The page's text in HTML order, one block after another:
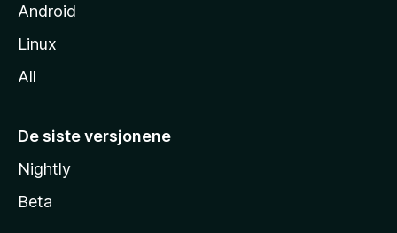
Android
Linux
All
De siste versjonene
Nightly
Beta